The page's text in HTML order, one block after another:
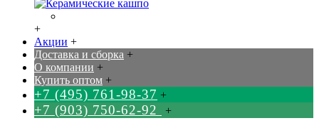
+
Акции +
Доставка и сборка +
О компании +
Купить оптом +
+7 (495) 761-98-37 +
+7 (903) 750-62-92 +